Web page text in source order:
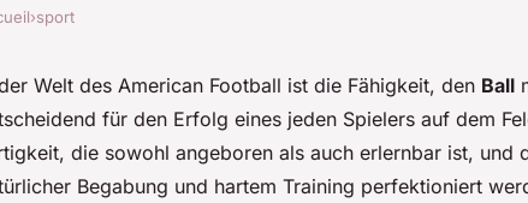
verbessern die
im American
›sport
Welt des American Football ist die Fähigkeit, den Ball
für den Erfolg eines jeden Spielers auf dem
die sowohl angeboren als auch erlernbar ist, und
Begabung und hartem Training perfektioniert